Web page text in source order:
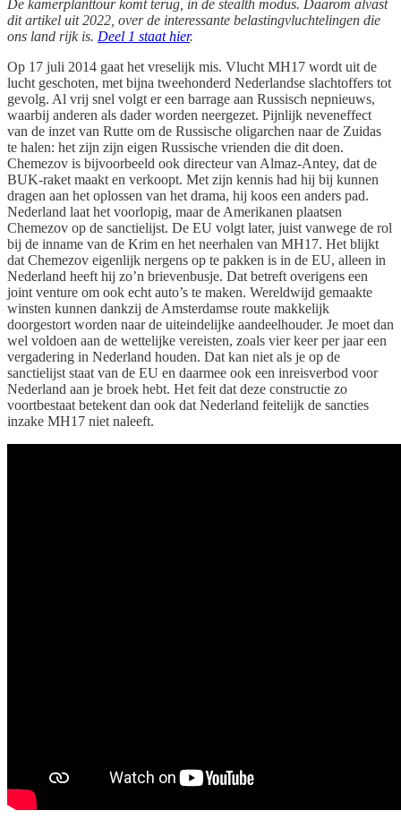
De kamerplanttour komt terug, in de stealth modus. Daarom alvast
dit artikel uit 2022, over de interessante belastingvluchtelingen die
ons land rijk is. Deel 1 staat hier.
Op 17 juli 2014 gaat het vreselijk mis. Vlucht MH17 wordt uit de
lucht geschoten, met bijna tweehonderd Nederlandse slachtoffers tot
gevolg. Al vrij snel volgt er een barrage aan Russisch nepnieuws,
waarbij anderen als dader worden neergezet. Pijnlijk neveneffect
van de inzet van Rutte om de Russische oligarchen naar de Zuidas
te halen: het zijn zijn eigen Russische vrienden die dit doen.
Chemezov is bijvoorbeeld ook directeur van Almaz-Antey, dat de
BUK-raket maakt en verkoopt. Met zijn kennis had hij bij kunnen
dragen aan het oplossen van het drama, hij koos een anders pad.
Nederland laat het voorlopig, maar de Amerikanen plaatsen
Chemezov op de sanctielijst. De EU volgt later, juist vanwege de rol
bij de inname van de Krim en het neerhalen van MH17. Het blijkt
dat Chemezov eigenlijk nergens op te pakken is in de EU, alleen in
Nederland heeft hij zo’n brievenbusje. Dat betreft overigens een
joint venture om ook echt auto’s te maken. Wereldwijd gemaakte
winsten kunnen dankzij de Amsterdamse route makkelijk
doorgestort worden naar de uiteindelijke aandeelhouder. Je moet dan
wel voldoen aan de wettelijke vereisten, zoals vier keer per jaar een
vergadering in Nederland houden. Dat kan niet als je op de
sanctielijst staat van de EU en daarmee ook een inreisverbod voor
Nederland aan je broek hebt. Het feit dat deze constructie zo
voortbestaat betekent dan ook dat Nederland feitelijk de sancties
inzake MH17 niet naleeft.